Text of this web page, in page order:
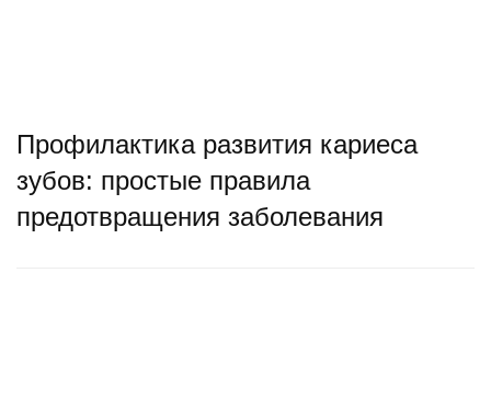
Профилактика развития кариеса
зубов: простые правила
предотвращения заболевания